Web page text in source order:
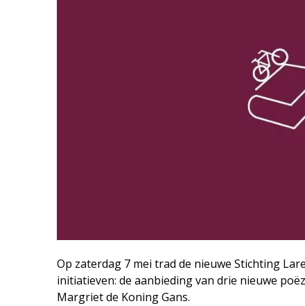
Op zaterdag 7 mei trad de nieuwe Stichting
initiatieven: de aanbieding van drie nieuwe
Margriet de Koning Gans.